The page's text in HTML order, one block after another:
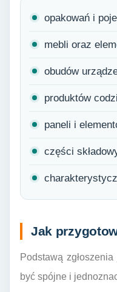
opakowań i
mebli oraz
obudów
produktów
paneli i
części
Jak
Podstawą
być spójne i